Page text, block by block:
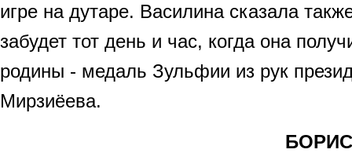
игре на дутаре. Василина сказала
забудет тот день и час, когда она
родины - медаль Зульфии из рук
Мирзиёева.